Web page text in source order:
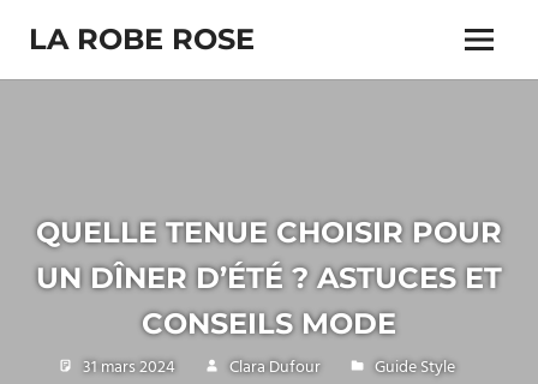
content
LA ROBE ROSE Menu
QUELLE TENUE CHOISIR POUR
UN DÎNER D’ÉTÉ ? ASTUCES ET
CONSEILS MODE
31 mars 2024 Clara Dufour Guide Style